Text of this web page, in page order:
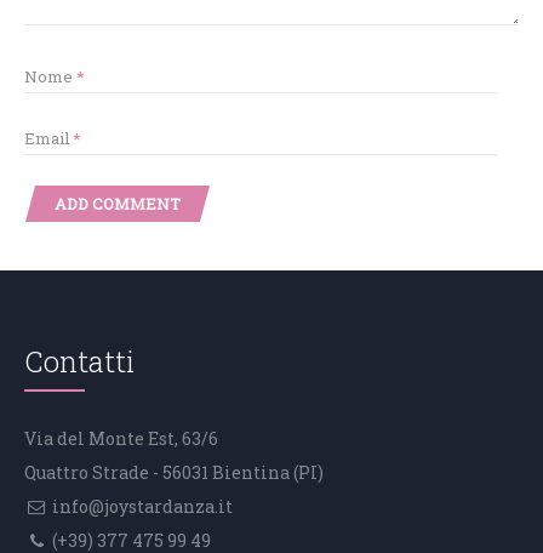
Nome *
Email *
Contatti
Via del Monte Est, 63/6
Quattro Strade - 56031 Bientina (PI)
info@joystardanza.it
(+39) 377 475 99 49